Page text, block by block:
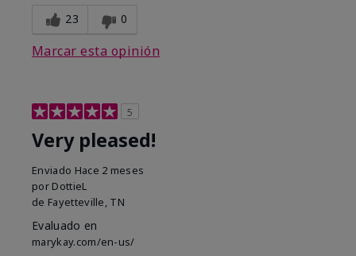
23 0
Marcar esta opinión
5
Very pleased!
Enviado Hace 2 meses
por DottieL
de Fayetteville, TN
Evaluado en
marykay.com/en-us/